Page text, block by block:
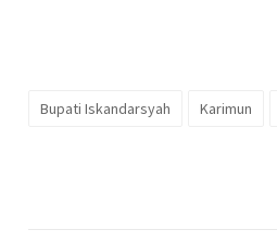
Bupati Iskandarsyah Karimun